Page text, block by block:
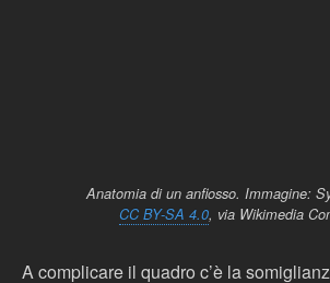
Anatomia di un anfiosso. Immagine:
CC BY-SA 4.0, via Wikimedia
A complicare il quadro c’è la